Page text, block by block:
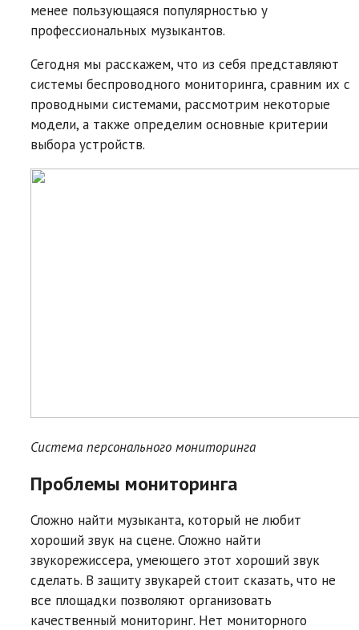
менее пользующаяся популярностью у
профессиональных музыкантов.
Сегодня мы расскажем, что из себя представляют
системы беспроводного мониторинга, сравним их с
проводными системами, рассмотрим некоторые
модели, а также определим основные критерии
выбора устройств.
Система персонального мониторинга
Проблемы мониторинга
Сложно найти музыканта, который не любит
хороший звук на сцене. Сложно найти
звукорежиссера, умеющего этот хороший звук
сделать. В защиту звукарей стоит сказать, что не
все площадки позволяют организовать
качественный мониторинг. Нет мониторного